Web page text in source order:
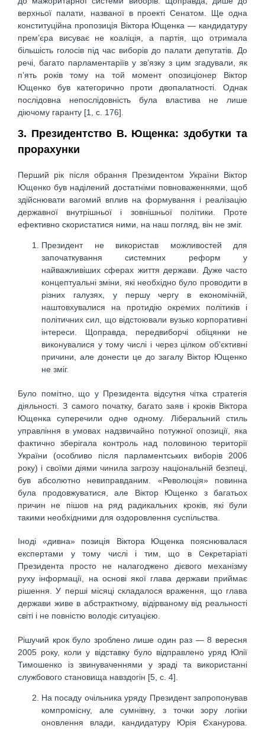
верхньої палати, названої в проекті Сенатом. Ще одна
конституційна пропозиція Віктора Ющенка — кандидатуру
прем’єра висуває не коаліція, а партія, що отримала
більшість голосів під час виборів до палати депутатів. До
речі, багато парламентаріїв у зв’язку з цим згадували, як
п’ять років тому на той момент опозиціонер Віктор
Ющенко був категорично проти двопалатності. Однак
послідовна непослідовність була властива не лише
діючому гаранту [1, c. 176].
3. Президентство В. Ющенка: здобутки та
прорахунки
Перший рік після обрання Президентом України Віктор
Ющенко був наділений достатніми повноваженнями, щоб
здійснювати вагомий вплив на формування і реалізацію
державної внутрішньої і зовнішньої політики. Проте
ефективно скористатися ними, на наш погляд, він не зміг.
Президент не використав можливостей для
започаткування системних реформ у
найважливіших сферах життя держави. Дуже часто
концептуальні зміни, які необхідно було проводити в
різних галузях, у першу чергу в економічній,
наштовхувалися на протидію окремих політиків і
політичних сил, що відстоювали вузько корпоративні
інтереси. Щоправда, передвиборчі обіцянки не
виконувалися у тому числі і через цілком об’єктивні
причини, але донести це до загалу Віктор Ющенко
не зміг.
Було помітно, що у Президента відсутня чітка стратегія
діяльності. З самого початку, багато заяв і кроків Віктора
Ющенка суперечили одне одному. Ліберальний стиль
управління в умовах надзвичайно потужної опозиції, яка
фактично зберігала контроль над половиною території
України (особливо після парламентських виборів 2006
року) і своїми діями чинила загрозу національній безпеці,
був абсолютно невиправданим. «Революція» повинна
була продовжуватися, але Віктор Ющенко з багатьох
причин не пішов на ряд радикальних кроків, які були
такими необхідними для оздоровлення суспільства.
Іноді «дивна» позиція Віктора Ющенка пояснювалася
експертами у тому числі і тим, що в Секретаріаті
Президента просто не налагоджено дієвого механізму
руху інформації, на основі якої глава держави приймає
рішення. У перші місяці складалося враження, що глава
держави живе в абстрактному, відірваному від реальності
світі і не повністю володіє ситуацією.
Рішучий крок було зроблено лише один раз — 8 вересня
2005 року, коли у відставку було відправлено уряд Юлії
Тимошенко із звинуваченнями у зраді та використанні
службового становища навздогін [5, c. 4].
На посаду очільника уряду Президент запропонував
компромісну, але сумнівну, з точки зору логіки
оновлення влади, кандидатуру Юрія Єханурова.